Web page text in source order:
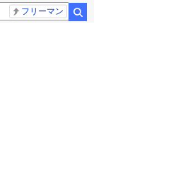
フリーマン